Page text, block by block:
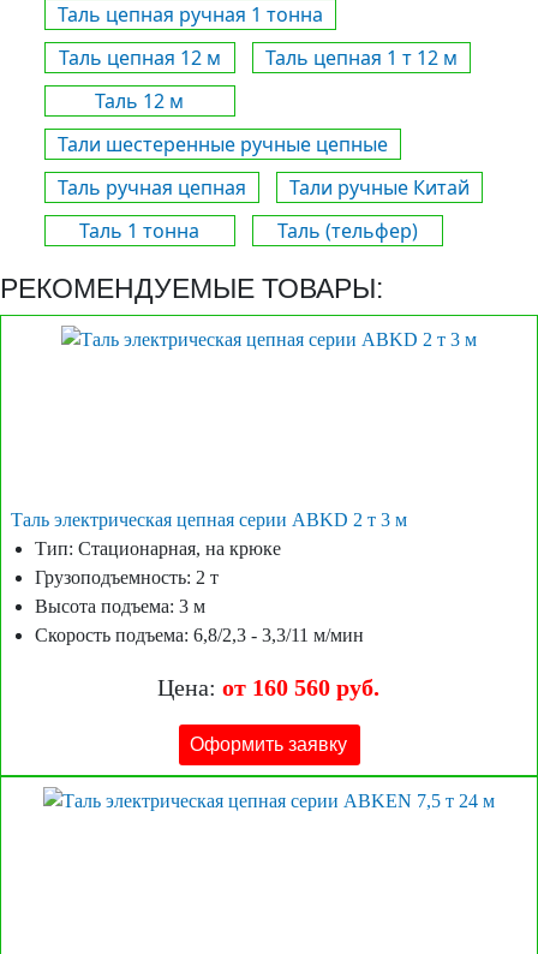
Таль цепная ручная 1 тонна
Таль цепная 12 м
Таль цепная 1 т 12 м
Таль 12 м
Тали шестеренные ручные цепные
Таль ручная цепная
Тали ручные Китай
Таль 1 тонна
Таль (тельфер)
РЕКОМЕНДУЕМЫЕ ТОВАРЫ:
Таль электрическая цепная серии ABKD 2 т 3 м
Тип: Стационарная, на крюке
Грузоподъемность: 2 т
Высота подъема: 3 м
Скорость подъема: 6,8/2,3 - 3,3/11 м/мин
Цена:от 160 560 руб.
Оформить заявку